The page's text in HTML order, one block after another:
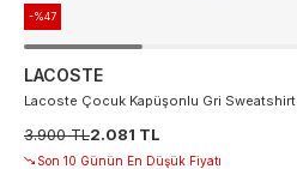
-%47
LACOSTE
Lacoste Çocuk Kapüşonlu Gri Sweatshirt
3.900 TL2.081 TL
Son 10 Günün En Düşük Fiyatı